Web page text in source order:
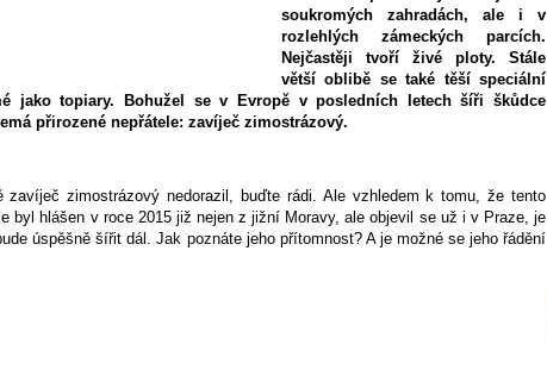
soukromých zahradách, ale i v
rozlehlých zámeckých parcích.
Nejčastěji tvoří živé ploty. Stále
větší oblibě se také těší speciální
jako topiary. Bohužel se v Evropě v posledních letech šíři škůdce
přirozené nepřátele: zavíječ zimostrázový.
zavíječ zimostrázový nedorazil, buďte rádi. Ale vzhledem k tomu, že tento
byl hlášen v roce 2015 již nejen z jižní Moravy, ale objevil se už i v Praze, je
úspěšně šířit dál. Jak poznáte jeho přítomnost? A je možné se jeho řádění